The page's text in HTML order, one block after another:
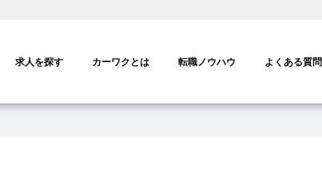
ン
ビ
求人を探す カーワクとは 転職ノウハウ よくある質問